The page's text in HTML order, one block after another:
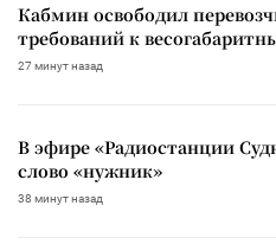
Кабмин освободил
требований к
27 минут назад
В эфире «Радиостанции
слово «нужник»
38 минут назад